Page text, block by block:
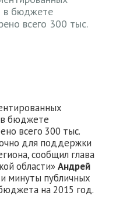
в бюджете
всего 300 тыс.
в бюджете
всего 300 тыс.
для поддержки
сообщил глава
области»Андрей
минуты публичных
на 2015 год.